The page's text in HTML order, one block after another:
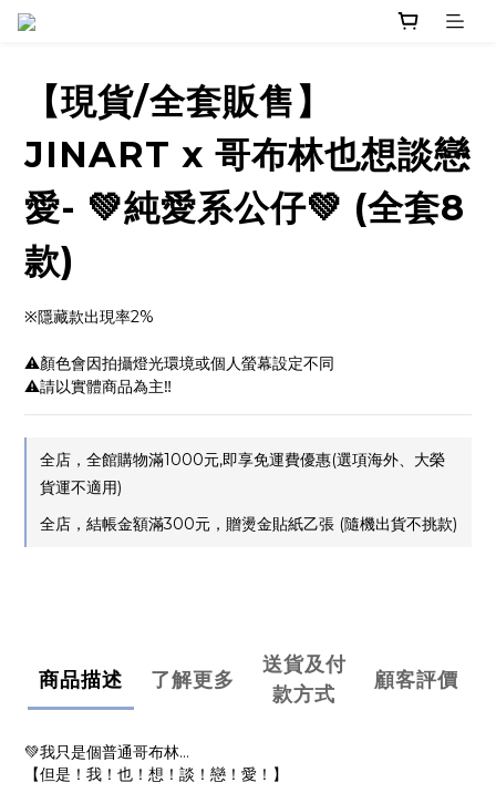
【現貨/全套販售】
JINART x 哥布林也想談戀
愛- 💚純愛系公仔💚 (全套8
款)
※隱藏款出現率2%
⚠️顏色會因拍攝燈光環境或個人螢幕設定不同
⚠️請以實體商品為主‼
全店，全館購物滿1000元,即享免運費優惠(選項海外、大榮
貨運不適用)
全店，結帳金額滿300元，贈燙金貼紙乙張 (隨機出貨不挑款)
商品描述 了解更多
送貨及付
款方式
顧客評價
💚我只是個普通哥布林…
【但是！我！也！想！談！戀！愛！】